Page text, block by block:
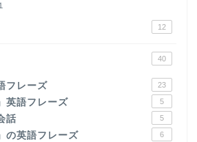
12
40
フレーズ 23
英語フレーズ 5
話 5
の英語フレーズ 6